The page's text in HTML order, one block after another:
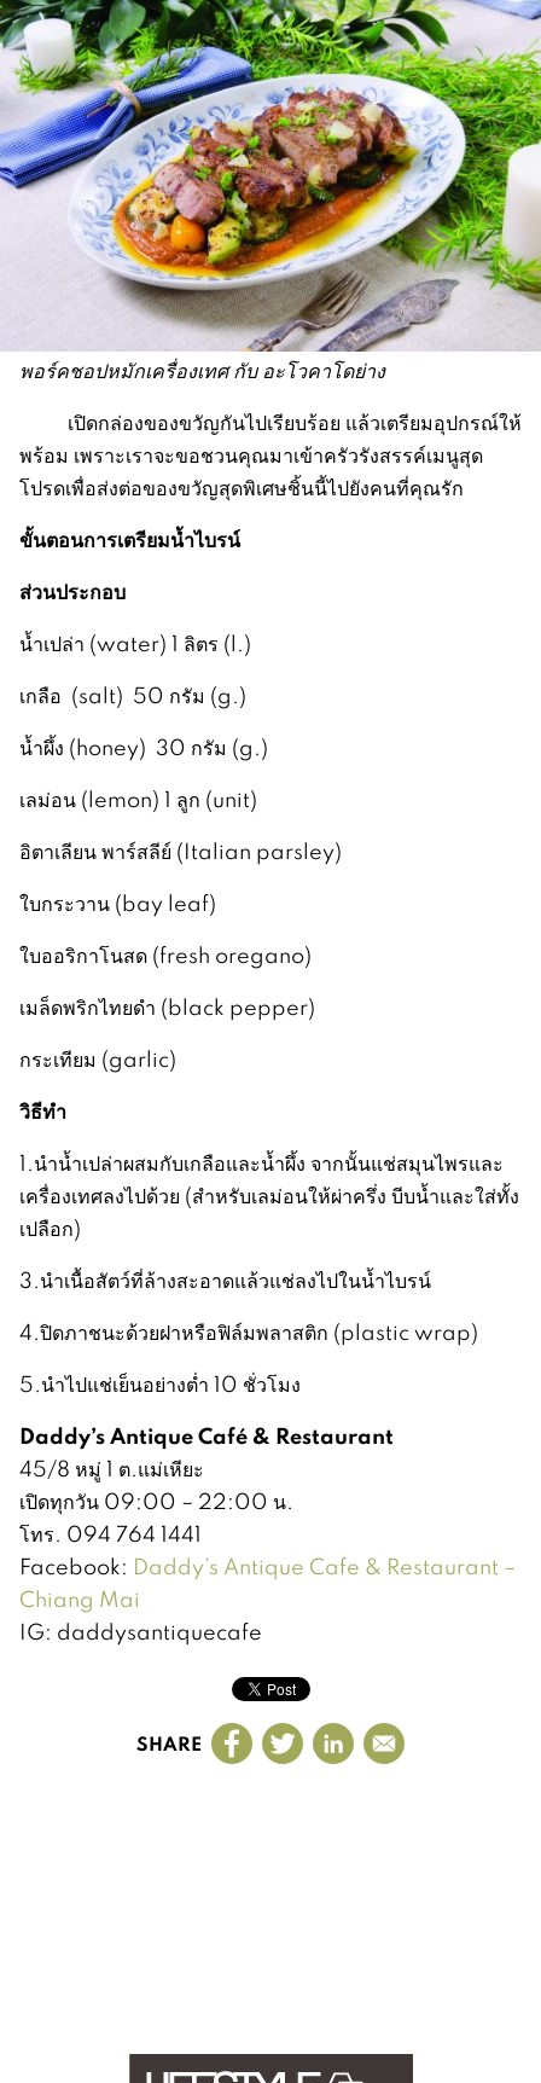
พอร์คชอปหมักเครื่องเทศ กับ อะโวคาโดย่าง
เปิดกล่องของขวัญกันไปเรียบร้อย แล้วเตรียมอุปกรณ์ให้
พร้อม เพราะเราจะขอชวนคุณมาเข้าครัวรังสรรค์เมนูสุด
โปรดเพื่อส่งต่อของขวัญสุดพิเศษชิ้นนี้ไปยังคนที่คุณรัก
ขั้นตอนการเตรียมน้ำไบรน์
ส่วนประกอบ
น้ำเปล่า (water) 1 ลิตร (l.)
เกลือ (salt) 50 กรัม (g.)
น้ำผึ้ง (honey) 30 กรัม (g.)
เลม่อน (lemon) 1 ลูก (unit)
อิตาเลียน พาร์สลีย์ (Italian parsley)
ใบกระวาน (bay leaf)
ใบออริกาโนสด (fresh oregano)
เมล็ดพริกไทยดำ (black pepper)
กระเทียม (garlic)
วิธีทำ
1.นำน้ำเปล่าผสมกับเกลือและน้ำผึ้ง จากนั้นแช่สมุนไพรและ
เครื่องเทศลงไปด้วย (สำหรับเลม่อนให้ผ่าครึ่ง บีบน้ำและใส่ทั้ง
เปลือก)
3.นำเนื้อสัตว์ที่ล้างสะอาดแล้วแช่ลงไปในน้ำไบรน์
4.ปิดภาชนะด้วยฝาหรือฟิล์มพลาสติก (plastic wrap)
5.นำไปแช่เย็นอย่างต่ำ 10 ชั่วโมง
Daddy’s Antique Café & Restaurant
45/8 หมู่ 1 ต.แม่เหียะ
เปิดทุกวัน 09:00 – 22:00 น.
โทร. 094 764 1441
Facebook: Daddy’s Antique Cafe & Restaurant –
Chiang Mai
IG: daddysantiquecafe
SHARE